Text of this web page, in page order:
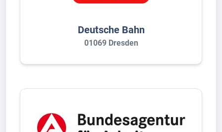
Deutsche Bahn
01069 Dresden